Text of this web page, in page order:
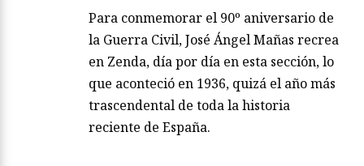
Para conmemorar el 90º aniversario de
la Guerra Civil, José Ángel Mañas recrea
en Zenda, día por día en esta sección, lo
que aconteció en 1936, quizá el año más
trascendental de toda la historia
reciente de España.